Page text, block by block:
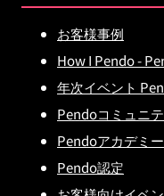
お客様事例
How I Pendo -
年次イベント
Pendoコミュニ
Pendoアカデミー
Pendo認定